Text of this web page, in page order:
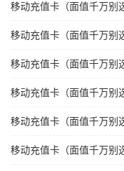
移动充值卡（面值千万别
移动充值卡（面值千万别
移动充值卡（面值千万别
移动充值卡（面值千万别
移动充值卡（面值千万别
移动充值卡（面值千万别